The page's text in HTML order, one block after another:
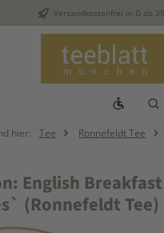
springenVersandkostenfrei in D ab
hier: Tee Ronnefeldt Tee
English
(Ronnefeldt Tee)